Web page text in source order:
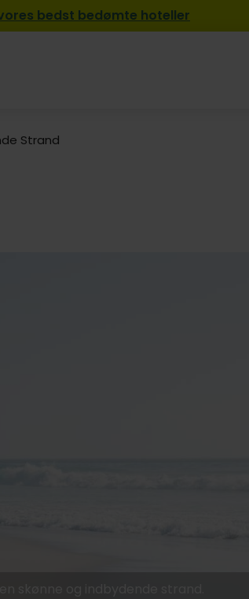
bedst bedømte hoteller
Strand
skønne og indbydende strand.